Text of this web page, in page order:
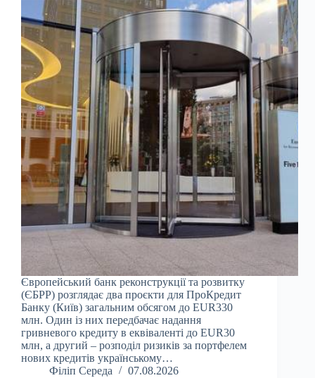
Європейський банк реконструкції та розвитку
(ЄБРР) розглядає два проєкти для ПроКредит
Банку (Київ) загальним обсягом до EUR330
млн. Один із них передбачає надання
гривневого кредиту в еквіваленті до EUR30
млн, а другий – розподіл ризиків за портфелем
нових кредитів українському…
Філіп Середа
07.08.2026